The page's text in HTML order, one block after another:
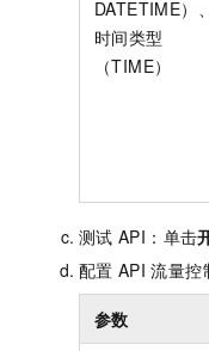
DATETIME）、
时间类型
（TIME）
测试 API：单击
配置 API 流量控
参数